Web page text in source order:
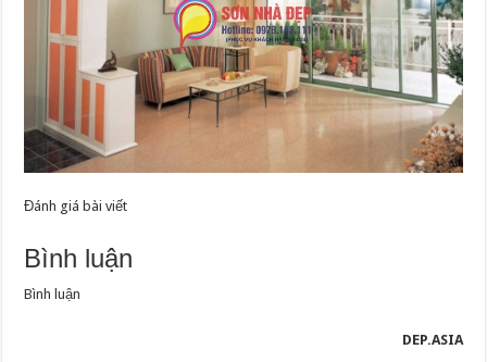
Đánh giá bài viết
Bình luận
Bình luận
DEP.ASIA